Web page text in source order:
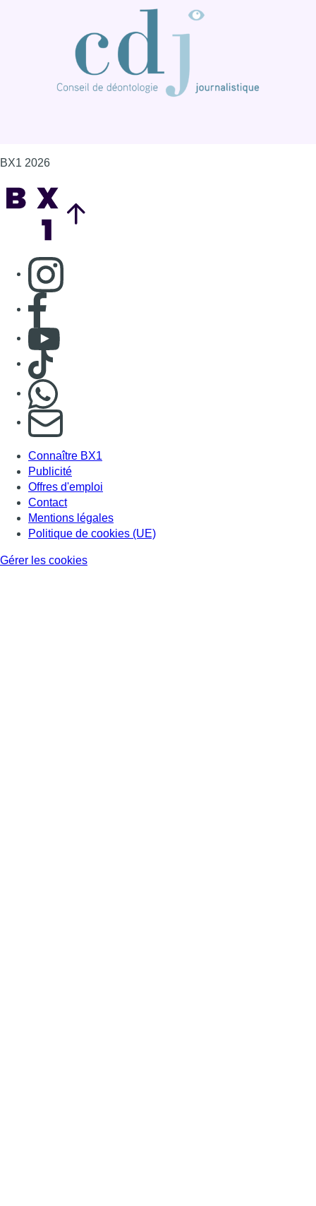
BX1 2026
Consulter page Instagram
Consulter page Facebook
Consulter Youtube
Consulter TikTok
S'abonner à notre newsletter
Connaître BX1
Publicité
Offres d'emploi
Contact
Mentions légales
Politique de cookies (UE)
Gérer les cookies